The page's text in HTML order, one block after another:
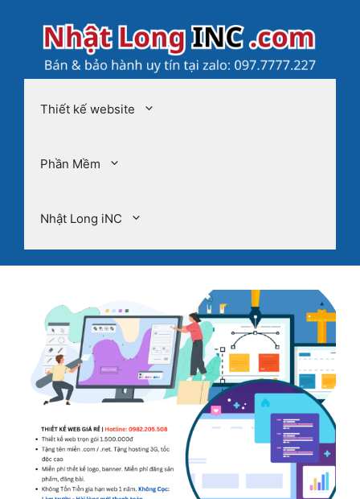
Thiết kế website
Phần Mềm
Nhật Long iNC